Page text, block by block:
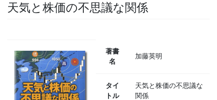
天気と株価の不思議な関係
著書
名
加藤英明
タイ
トル
天気と株価の不思議な
関係